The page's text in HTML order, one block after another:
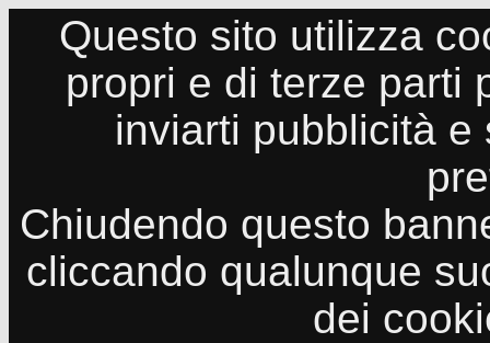
Questo sito utilizza
propri e di terze parti
inviarti pubblicità
Chiudendo questo
cliccando qualunque
dei